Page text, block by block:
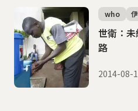
世衛：
路
who
2014-08-